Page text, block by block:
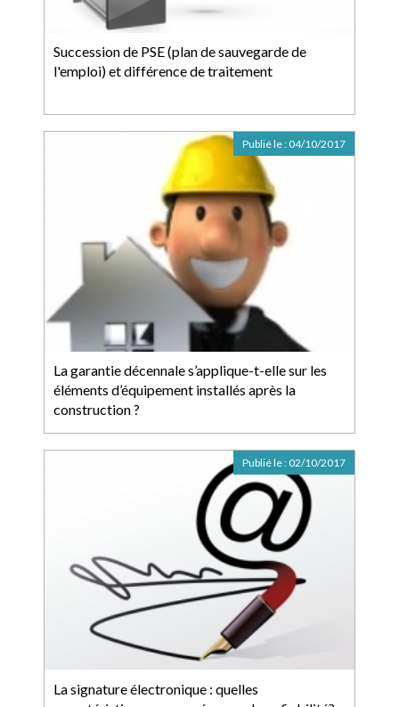
Succession de PSE (plan de sauvegarde de
l'emploi) et différence de traitement
La garantie décennale s’applique-t-elle sur les
éléments d’équipement installés après la
construction ?
Publié le : 04/10/2017
La signature électronique : quelles
Publié le : 02/10/2017